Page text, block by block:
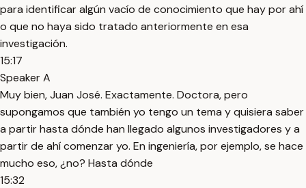
para identificar algún vacío de conocimiento que hay por ahí
o que no haya sido tratado anteriormente en esa
investigación.
15:17
Speaker A
Muy bien, Juan José. Exactamente. Doctora, pero
supongamos que también yo tengo un tema y quisiera saber
a partir hasta dónde han llegado algunos investigadores y a
partir de ahí comenzar yo. En ingeniería, por ejemplo, se hace
mucho eso, ¿no? Hasta dónde
15:32